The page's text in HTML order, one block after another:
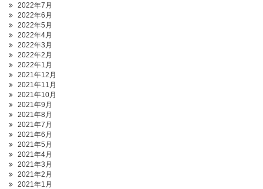
2022年7月
2022年6月
2022年5月
2022年4月
2022年3月
2022年2月
2022年1月
2021年12月
2021年11月
2021年10月
2021年9月
2021年8月
2021年7月
2021年6月
2021年5月
2021年4月
2021年3月
2021年2月
2021年1月